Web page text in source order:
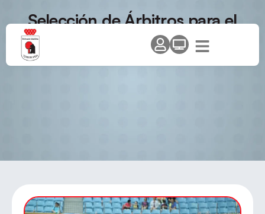
Selección de Árbitros para el
Open Internacional de España
para Personas con Discapacidad